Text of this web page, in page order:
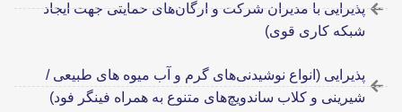
پذیرایی با مدیران شرکت و ارگان‌های حمایتی جهت ایجاد
شبکه کاری قوی)
پذیرایی (انواع نوشیدنی‌های گرم و آب میوه های طبیعی /
شیرینی و کلاب ساندویچ‌های متنوع به همراه فینگر فود)